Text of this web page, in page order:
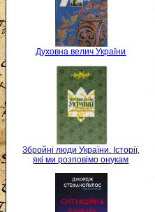
Духовна велич України
Збройні люди України. Історії,
які ми розповімо онукам